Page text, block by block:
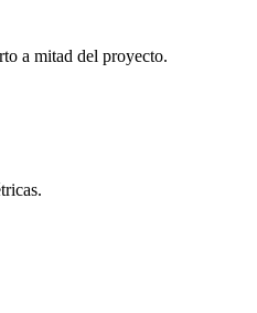
a mitad del proyecto.